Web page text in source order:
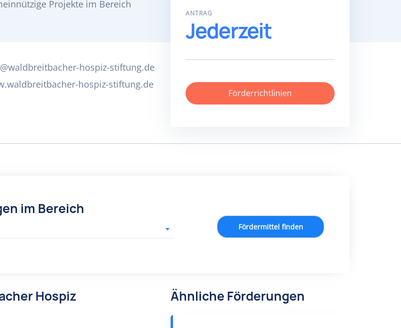
Projekte im Bereich
hospiz-stiftung.de
hospiz-stiftung.de
ANTRAG
Jederzeit
Förderrichtlinien
im Bereich
Fördermittel finden
Hospiz
Ähnliche Förderungen